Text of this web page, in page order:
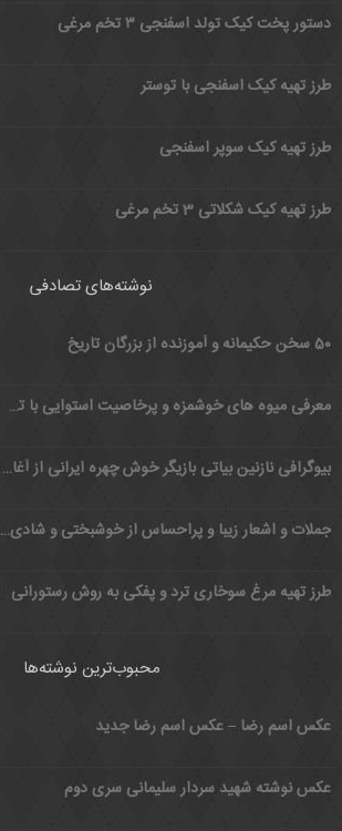
دستور پخت کیک تولد اسفنجی ۳ تخم مرغی
طرز تهیه کیک اسفنجی با توستر
طرز تهیه کیک سوپر اسفنجی
طرز تهیه کیک شکلاتی 3 تخم مرغی
نوشته‌های تصادفی
50 سخن حکیمانه و آموزنده از بزرگان تاریخ
معرفی میوه های خوشمزه و پرخاصیت استوایی با تصویر
بیوگرافی نازنین بیاتی بازیگر خوش چهره ایرانی از آغاز تا شهرت
جملات و اشعار زیبا و پراحساس از خوشبختی و شادی و عشق
طرز تهیه مرغ سوخاری ترد و پفکی به روش رستورانی
محبوب‌ترین نوشته‌ها
عکس اسم رضا – عکس اسم رضا جدید
عکس نوشته شهید سردار سلیمانی سری دوم